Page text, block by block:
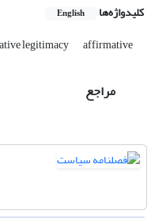
کلیدواژه‌ها English
legitimacy affirmative
مراجع